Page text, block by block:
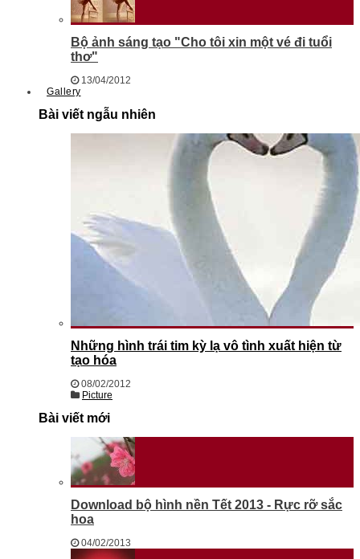
Bộ ảnh sáng tạo "Cho tôi xin một vé đi tuổi
thơ"
13/04/2012
Gallery
Bài viết ngẫu nhiên
Những hình trái tim kỳ lạ vô tình xuất hiện từ
tạo hóa
08/02/2012
Picture
Bài viết mới
Download bộ hình nền Tết 2013 - Rực rỡ sắc
hoa
04/02/2013